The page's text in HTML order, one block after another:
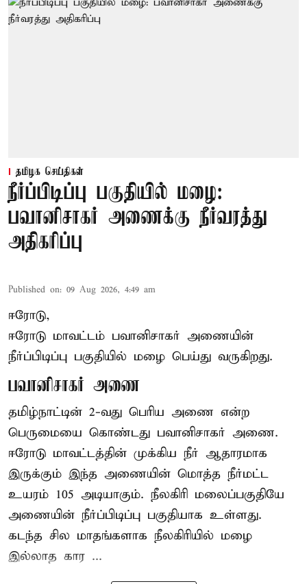
தமிழக செய்திகள்
நீர்ப்பிடிப்பு பகுதியில் மழை:
பவானிசாகர் அணைக்கு நீர்வரத்து
அதிகரிப்பு
Published on: 09 Aug 2026, 4:49 am
ஈரோடு,
ஈரோடு மாவட்டம் பவானிசாகர் அணையின்
நீர்ப்பிடிப்பு பகுதியில் மழை பெய்து வருகிறது.
பவானிசாகர் அணை
தமிழ்நாட்டின் 2-வது பெரிய அணை என்ற
பெருமையை கொண்டது பவானிசாகர் அணை.
ஈரோடு மாவட்டத்தின் முக்கிய நீர் ஆதாரமாக
இருக்கும் இந்த அணையின் மொத்த நீர்மட்ட
உயரம் 105 அடியாகும். நீலகிரி மலைப்பகுதியே
அணையின் நீர்ப்பிடிப்பு பகுதியாக உள்ளது.
கடந்த சில மாதங்களாக நீலகிரியில் மழை
இல்லாத கார ...